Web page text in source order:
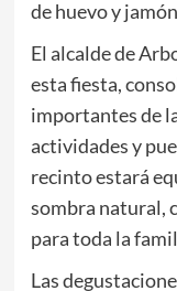
de huevo y
El alcalde de
esta fiesta,
importantes de
actividades y
recinto estará
sombra natural,
para toda la
Las